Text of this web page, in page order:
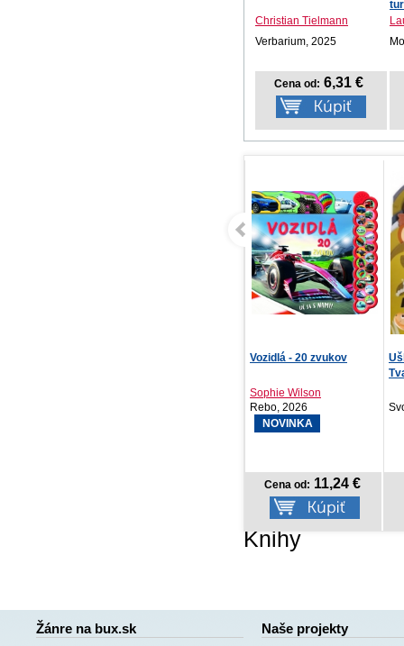
Christian Tielmann
Verbarium, 2025
Cena od: 6,31 €
Ušká a chvostíky v lese -
Svojtka SK, 2026
Cena od: 7,42 €
Knihy
Žánre na bux.sk Naše projekty